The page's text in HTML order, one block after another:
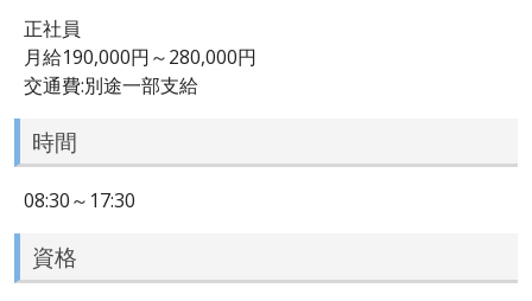
正社員
月給190,000円～280,000円
交通費:別途一部支給
時間
08:30～17:30
資格